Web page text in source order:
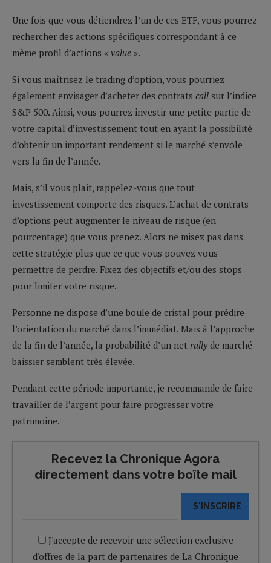
Une fois que vous détiendrez l’un de ces ETF, vous pourrez
rechercher des actions spécifiques correspondant à ce
même profil d’actions « value ».
Si vous maîtrisez le trading d’option, vous pourriez
également envisager d’acheter des contrats call sur l’indice
S&P 500. Ainsi, vous pourrez investir une petite partie de
votre capital d’investissement tout en ayant la possibilité
d’obtenir un important rendement si le marché s’envole
vers la fin de l’année.
Mais, s’il vous plait, rappelez-vous que tout
investissement comporte des risques. L’achat de contrats
d’options peut augmenter le niveau de risque (en
pourcentage) que vous prenez. Alors ne misez pas dans
cette stratégie plus que ce que vous pouvez vous
permettre de perdre. Fixez des objectifs et/ou des stops
pour limiter votre risque.
Personne ne dispose d’une boule de cristal pour prédire
l’orientation du marché dans l’immédiat. Mais à l’approche
de la fin de l’année, la probabilité d’un net rally de marché
baissier semblent très élevée.
Pendant cette période importante, je recommande de faire
travailler de l’argent pour faire progresser votre
patrimoine.
Recevez la Chronique Agora
directement dans votre boîte mail
S'INSCRIRE
J'accepte de recevoir une sélection exclusive
d'offres de la part de partenaires de La Chronique